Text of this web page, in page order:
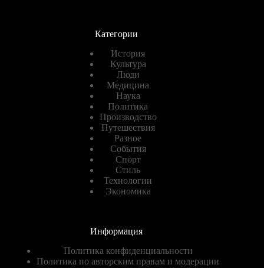
Категории
История
Культура
Люди
Медицина
Наука
Политика
Производство
Путешествия
Разное
События
Спорт
Стиль
Технологии
Экономика
Информация
Политика конфиденциальности
Политика по авторским правам и модерации